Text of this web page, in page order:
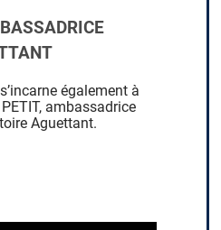
également à
ambassadrice
Aguettant.